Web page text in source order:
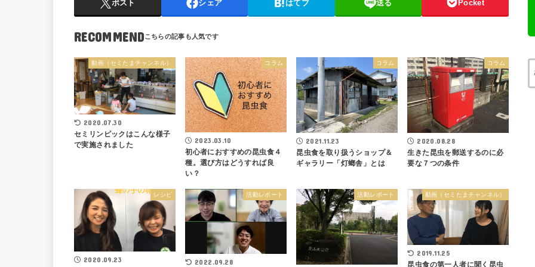
ポスト シェア はてブ 送る Pocket
RECOMMEND
動画（セミたまチャンネル）
2020.07.30
セミリンピックはこんな様子
で実施されました
コラム
2023.03.10
初心者におすすめの昆虫食４
種。選び方はどうすれば良
い？
コラム
2021.11.23
昆虫食を取り扱うショップ＆
ギャラリー「灯螂舎」とは
コラム
2020.08.28
生きた昆虫を郵送するのに必
要な７つの条件
レシピ
2020.09.23
活動レポート
2022.09.28
活動レポート 動画（セミたまチャンネル）
2019.11.25
昆虫食の第一人者に聞く昆虫